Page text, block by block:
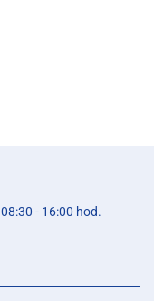
- 16:00 hod.